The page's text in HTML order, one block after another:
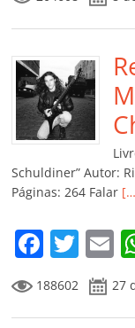
c
e
b
o
o
k
itt
er l
Schuldiner” Autor:
Páginas: 264 Falar
F
a
c
T
w
itt
E
188602 27